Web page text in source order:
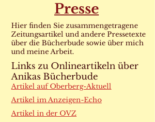
Presse
Hier finden Sie zusammengetragene
Zeitungsartikel und andere Pressetexte
über die Bücherbude sowie über mich
und meine Arbeit.
Links zu Onlineartikeln über
Anikas Bücherbude
Artikel auf Oberberg-Aktuell
Artikel im Anzeigen-Echo
Artikel in der OVZ